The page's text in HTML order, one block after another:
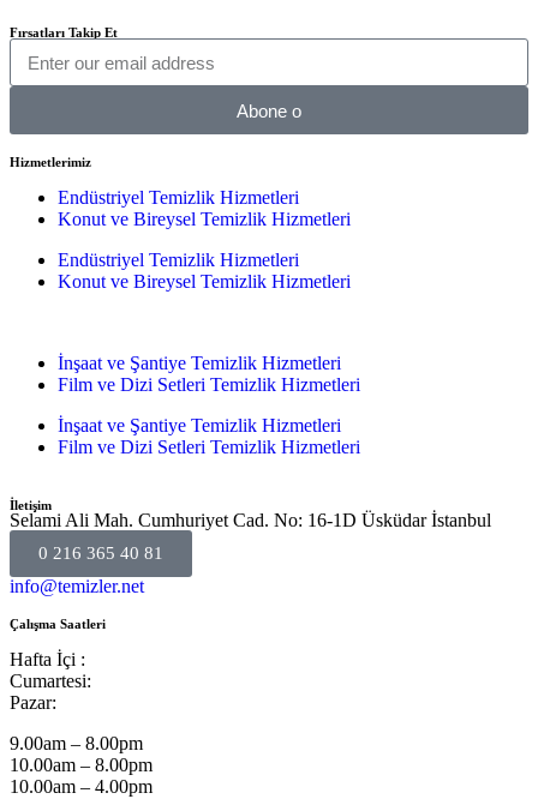
Fırsatları Takip Et
Abone o
Hizmetlerimiz
Endüstriyel Temizlik Hizmetleri
Konut ve Bireysel Temizlik Hizmetleri
Endüstriyel Temizlik Hizmetleri
Konut ve Bireysel Temizlik Hizmetleri
İnşaat ve Şantiye Temizlik Hizmetleri
Film ve Dizi Setleri Temizlik Hizmetleri
İnşaat ve Şantiye Temizlik Hizmetleri
Film ve Dizi Setleri Temizlik Hizmetleri
İletişim
Selami Ali Mah. Cumhuriyet Cad. No: 16-1D Üsküdar İstanbul
0 216 365 40 81
info@temizler.net
Çalışma Saatleri
Hafta İçi :
Cumartesi:
Pazar:
9.00am – 8.00pm
10.00am – 8.00pm
10.00am – 4.00pm